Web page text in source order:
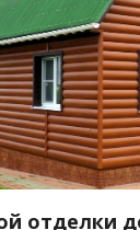
отделки